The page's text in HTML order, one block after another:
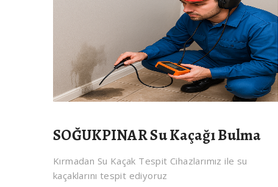
SOĞUKPINAR Su Kaçağı Bulma
Kırmadan Su Kaçak Tespit Cihazlarımız ile su
kaçaklarını tespit ediyoruz